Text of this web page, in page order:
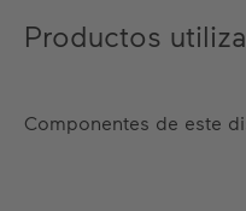
Productos
Componentes de este